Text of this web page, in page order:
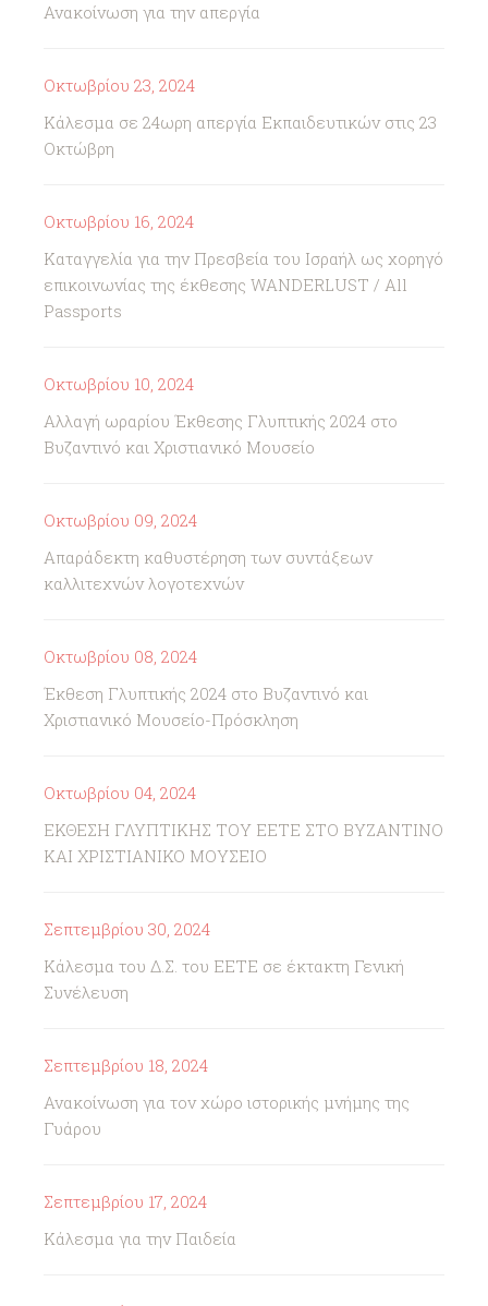
Ανακοίνωση για την απεργία
Οκτωβρίου 23, 2024
Κάλεσμα σε 24ωρη απεργία Εκπαιδευτικών στις 23
Οκτώβρη
Οκτωβρίου 16, 2024
Καταγγελία για την Πρεσβεία του Ισραήλ ως χορηγό
επικοινωνίας της έκθεσης WANDERLUST / All
Passports
Οκτωβρίου 10, 2024
Αλλαγή ωραρίου Έκθεσης Γλυπτικής 2024 στο
Βυζαντινό και Χριστιανικό Μουσείο
Οκτωβρίου 09, 2024
Απαράδεκτη καθυστέρηση των συντάξεων
καλλιτεχνών λογοτεχνών
Οκτωβρίου 08, 2024
Έκθεση Γλυπτικής 2024 στο Βυζαντινό και
Χριστιανικό Μουσείο-Πρόσκληση
Οκτωβρίου 04, 2024
ΕΚΘΕΣΗ ΓΛΥΠΤΙΚΗΣ ΤΟΥ ΕΕΤΕ ΣΤΟ ΒΥΖΑΝΤΙΝΟ
ΚΑΙ ΧΡΙΣΤΙΑΝΙΚΟ ΜΟΥΣΕΙΟ
Σεπτεμβρίου 30, 2024
Κάλεσμα του Δ.Σ. του ΕΕΤΕ σε έκτακτη Γενική
Συνέλευση
Σεπτεμβρίου 18, 2024
Ανακοίνωση για τον χώρο ιστορικής μνήμης της
Γυάρου
Σεπτεμβρίου 17, 2024
Κάλεσμα για την Παιδεία